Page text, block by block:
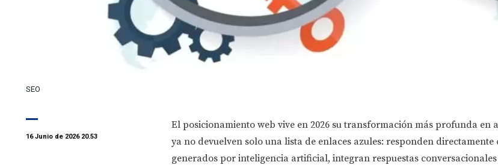
SEO
16 Junio de 2026 20.53
El posicionamiento web vive en 2026 su transformación más profunda en
ya no devuelven solo una lista de enlaces azules: responden directamente
generados por inteligencia artificial, integran respuestas